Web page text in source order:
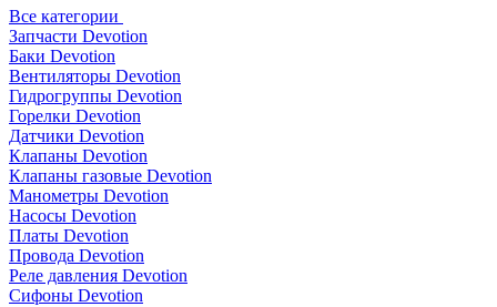
Все категории
Запчасти Devotion
Баки Devotion
Вентиляторы Devotion
Гидрогруппы Devotion
Горелки Devotion
Датчики Devotion
Клапаны Devotion
Клапаны газовые Devotion
Манометры Devotion
Насосы Devotion
Платы Devotion
Провода Devotion
Реле давления Devotion
Сифоны Devotion